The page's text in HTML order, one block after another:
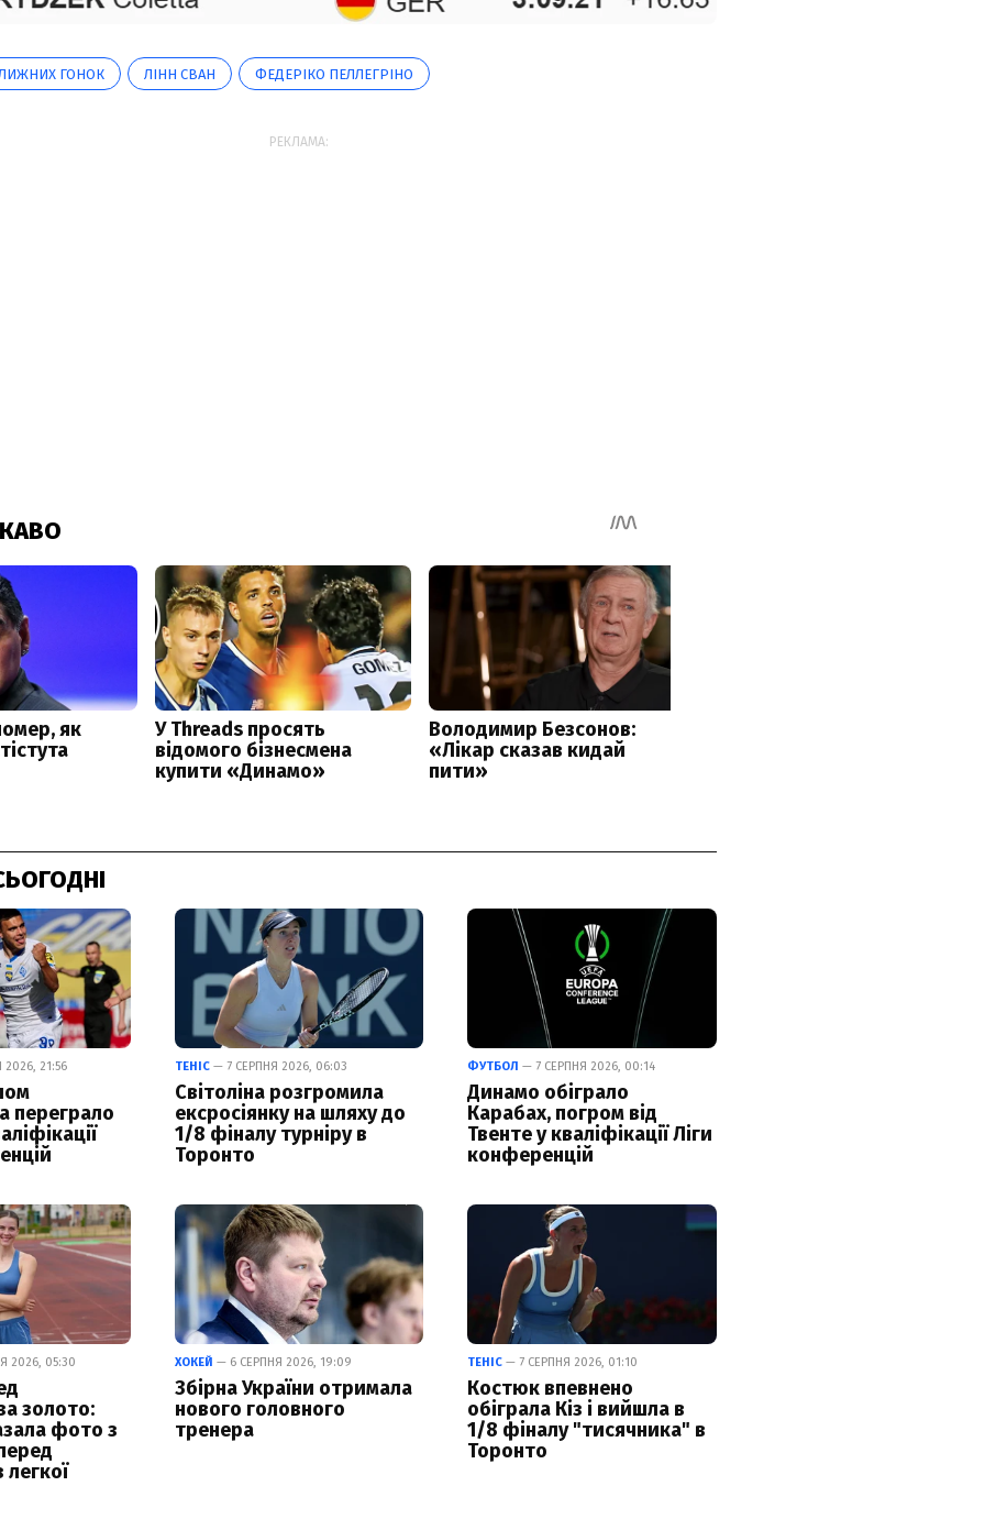
ЛИЖНИХ ГОНОК ЛІНН СВАН ФЕДЕРІКО ПЕЛЛЕГРІНО
РЕКЛАМА:
21:56
переграло
ТЕНІС— 7 СЕРПНЯ 2026, 06:03
Світоліна розгромила
ексросіянку на шляху до
1/8 фіналу турніру в
Торонто
ФУТБОЛ — 7 СЕРПНЯ 2026, 00:14
Динамо обіграло
Карабах, погром від
Твенте у кваліфікації Ліги
конференцій
2026, 05:30
золото:
фото з
ХОКЕЙ — 6 СЕРПНЯ 2026, 19:09
Збірна України отримала
нового головного
тренера
ТЕНІС — 7 СЕРПНЯ 2026, 01:10
Костюк впевнено
обіграла Кіз і вийшла в
1/8 фіналу "тисячника" в
Торонто